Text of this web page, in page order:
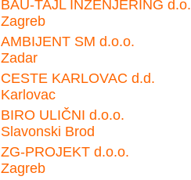
BAU-TAJL INŽENJERING
Zagreb
AMBIJENT SM d.o.o.
Zadar
CESTE KARLOVAC d.d.
Karlovac
BIRO ULIČNI d.o.o.
Slavonski Brod
ZG-PROJEKT d.o.o.
Zagreb